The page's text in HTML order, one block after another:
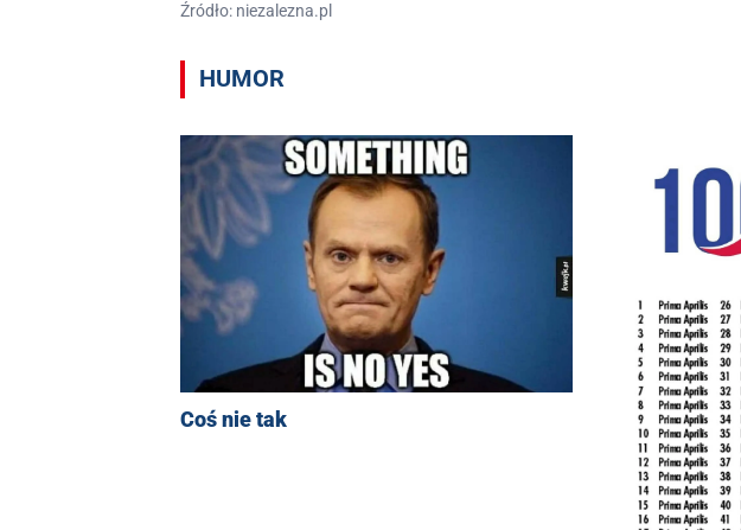
Źródło: niezalezna.pl
HUMOR
Coś nie tak